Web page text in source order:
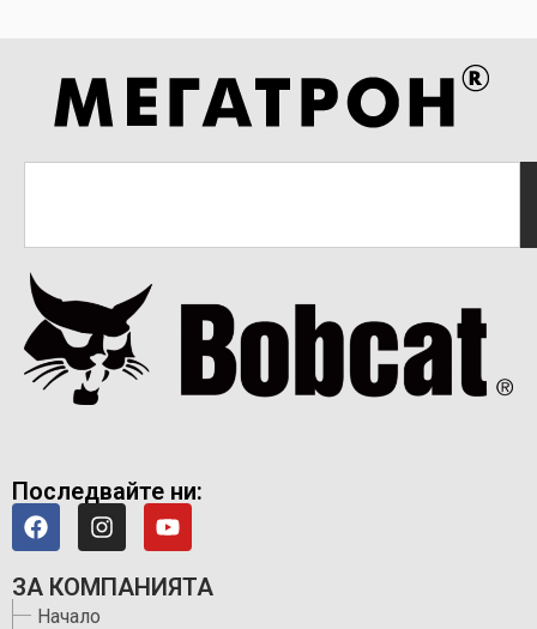
Последвайте ни:
ЗА КОМПАНИЯТА
Начало